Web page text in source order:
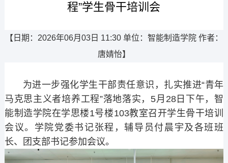
程”学生骨干培训会
【日期：2026年06月03日 11:30 单位：智能制造学院 作者：
唐婧怡】
为进一步强化学生干部责任意识，扎实推进“青年
马克思主义者培养工程”落地落实，5月28日下午，智
能制造学院在学思楼1号楼103教室召开学生骨干培训
会议。学院党委书记张程，辅导员付晨宇及各班班
长、团支部书记参加会议。